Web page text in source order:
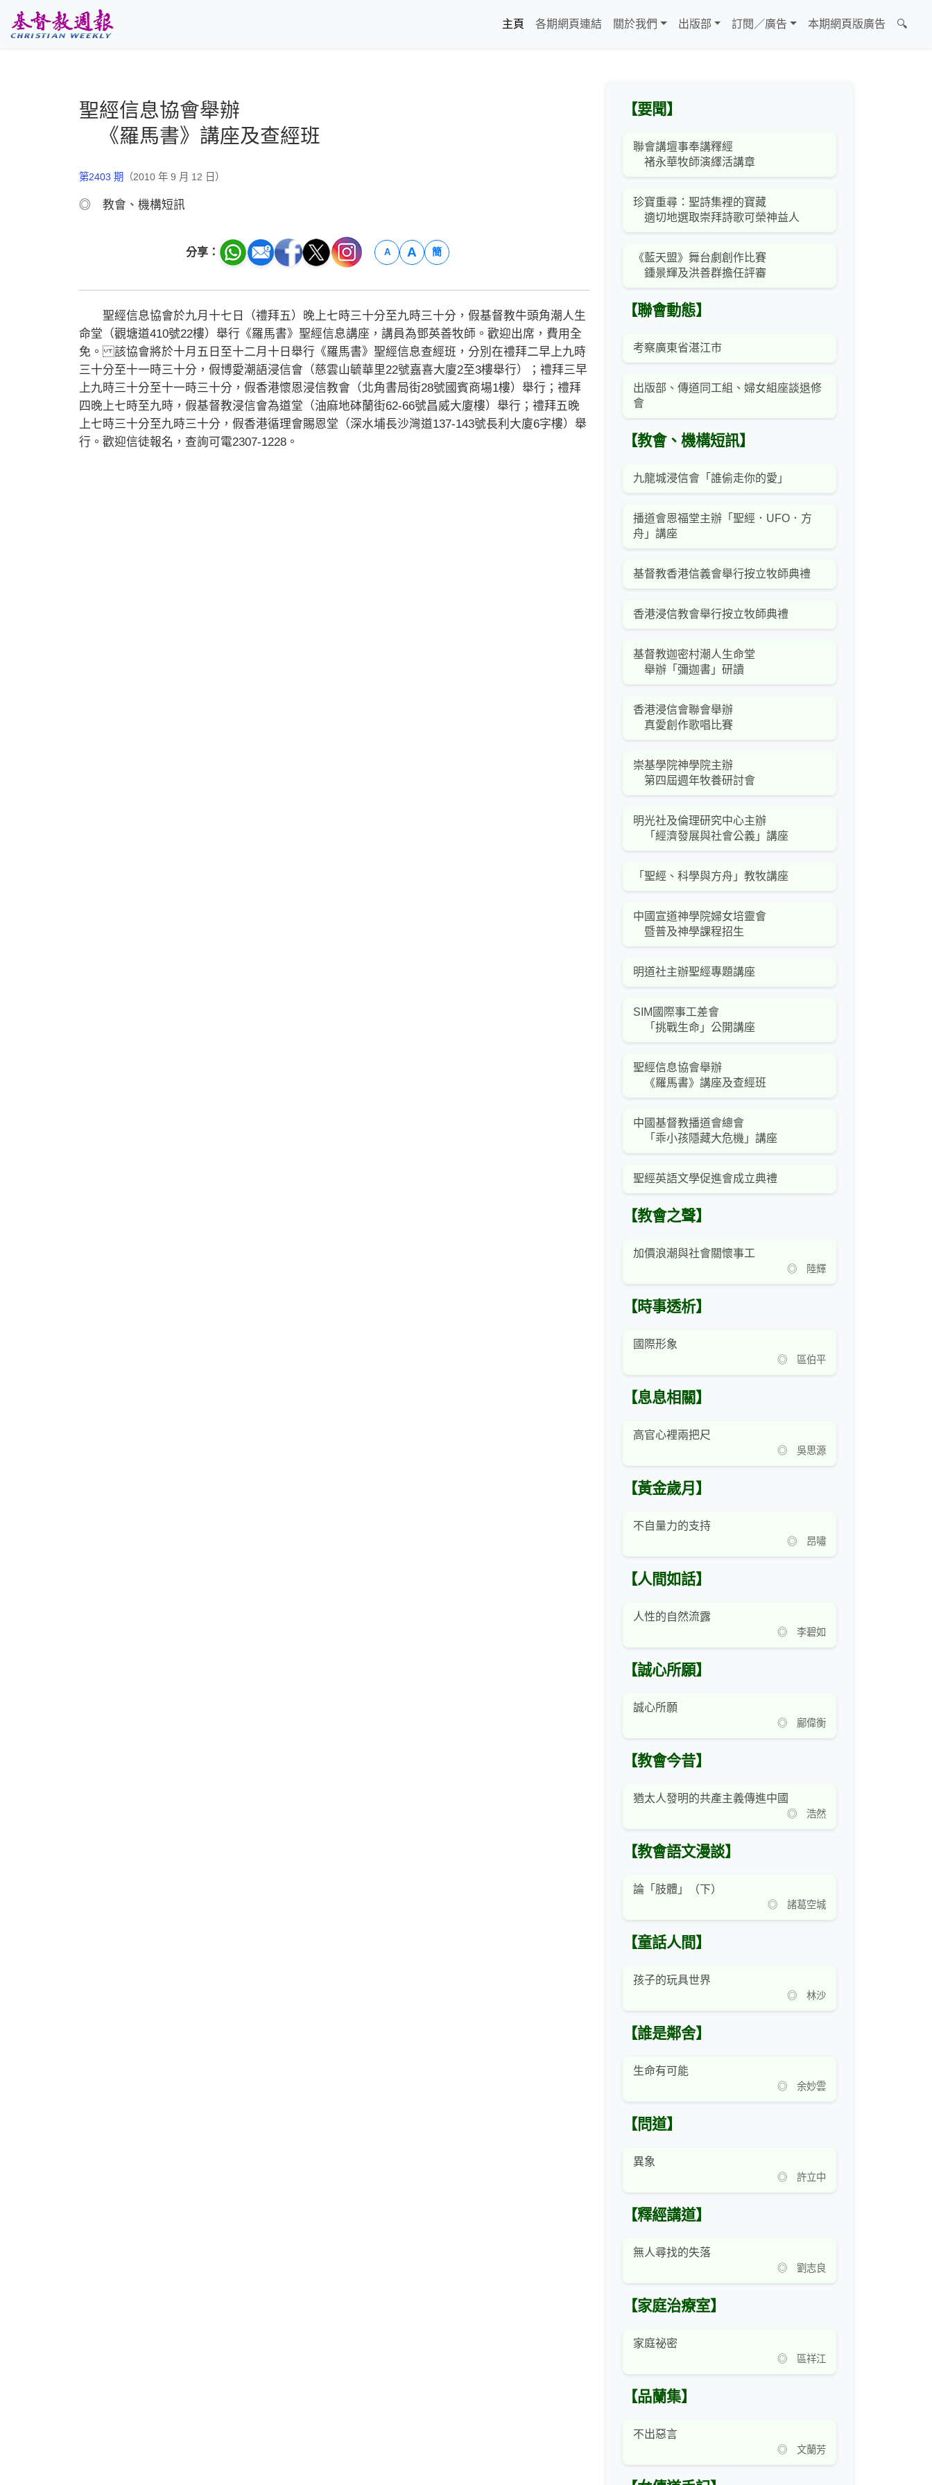
主頁
各期網頁連結 關於我們 出版部 訂閱／廣告 本期網頁版廣告 🔍
聖經信息協會舉辦
《羅馬書》講座及查經班
第2403 期 （2010 年 9 月 12 日）
◎ 教會、機構短訊
分享： A A 簡
聖經信息協會於九月十七日（禮拜五）晚上七時三十分至九時三十分，假基督教牛頭角潮人生
命堂（觀塘道410號22樓）舉行《羅馬書》聖經信息講座，講員為鄧英善牧師。歡迎出席，費用全
免。 該協會將於十月五日至十二月十日舉行《羅馬書》聖經信息查經班，分別在禮拜二早上九時
三十分至十一時三十分，假博愛潮語浸信會（慈雲山毓華里22號嘉喜大廈2至3樓舉行）；禮拜三早
上九時三十分至十一時三十分，假香港懷恩浸信教會（北角書局街28號國賓商場1樓）舉行；禮拜
四晚上七時至九時，假基督教浸信會為道堂（油麻地砵蘭街62-66號昌威大廈樓）舉行；禮拜五晚
上七時三十分至九時三十分，假香港循理會賜恩堂（深水埔長沙灣道137-143號長利大廈6字樓）舉
行。歡迎信徒報名，查詢可電2307-1228。
【要聞】
聯會講壇事奉講釋經
褚永華牧師演繹活講章
珍寶重尋：聖詩集裡的寶藏
適切地選取崇拜詩歌可榮神益人
《藍天盟》舞台劇創作比賽
鍾景輝及洪善群擔任評審
【聯會動態】
考察廣東省湛江市
出版部、傳道同工組、婦女組座談退修
會
【教會、機構短訊】
九龍城浸信會「誰偷走你的愛」
播道會恩福堂主辦「聖經．UFO．方
舟」講座
基督教香港信義會舉行按立牧師典禮
香港浸信教會舉行按立牧師典禮
基督教迦密村潮人生命堂
舉辦「彌迦書」研讀
香港浸信會聯會舉辦
真愛創作歌唱比賽
崇基學院神學院主辦
第四屆週年牧養研討會
明光社及倫理研究中心主辦
「經濟發展與社會公義」講座
「聖經、科學與方舟」教牧講座
中國宣道神學院婦女培靈會
暨普及神學課程招生
明道社主辦聖經專題講座
SIM國際事工差會
「挑戰生命」公開講座
聖經信息協會舉辦
《羅馬書》講座及查經班
中國基督教播道會總會
「乖小孩隱藏大危機」講座
聖經英語文學促進會成立典禮
【教會之聲】
加價浪潮與社會關懷事工
◎ 陸輝
【時事透析】
國際形象
◎ 區伯平
【息息相關】
高官心裡兩把尺
◎ 吳思源
【黃金歲月】
不自量力的支持
◎ 昂嘯
【人間如話】
人性的自然流露
◎ 李碧如
【誠心所願】
誠心所願
◎ 鄺偉衡
【教會今昔】
猶太人發明的共產主義傳進中國
◎ 浩然
【教會語文漫談】
論「肢體」（下）
◎ 諸葛空城
【童話人間】
孩子的玩具世界
◎ 林沙
【誰是鄰舍】
生命有可能
◎ 余妙雲
【問道】
異象
◎ 許立中
【釋經講道】
無人尋找的失落
◎ 劉志良
【家庭治療室】
家庭祕密
◎ 區祥江
【品蘭集】
不出惡言
◎ 文蘭芳